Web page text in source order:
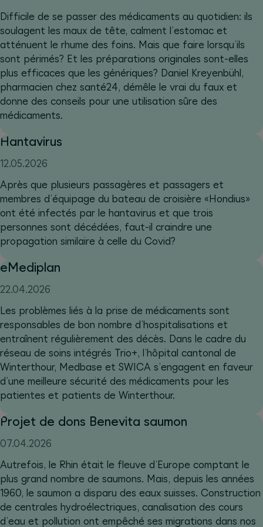
Difficile de se passer des médicaments au quotidien: ils
soulagent les maux de tête, calment l’estomac et
atténuent le rhume des foins. Mais que faire lorsqu’ils
sont périmés? Et les préparations originales sont-elles
plus efficaces que les génériques? Daniel Kreyenbühl,
pharmacien chez santé24, démêle le vrai du faux et
donne des conseils pour une utilisation sûre des
médicaments.
Hantavirus
12.05.2026
Après que plusieurs passagères et passagers et
membres d’équipage du bateau de croisière «Hondius»
ont été infectés par le hantavirus et que trois
personnes sont décédées, faut-il craindre une
propagation similaire à celle du Covid?
eMediplan
22.04.2026
Les problèmes liés à la prise de médicaments sont
responsables de bon nombre d’hospitalisations et
entraînent régulièrement des décès. Dans le cadre du
réseau de soins intégrés Trio+, l’hôpital cantonal de
Winterthour, Medbase et SWICA s’engagent en faveur
d’une meilleure sécurité des médicaments pour les
patientes et patients de Winterthour.
Projet de dons Benevita saumon
07.04.2026
Autrefois, le Rhin était le fleuve d’Europe comptant le
plus grand nombre de saumons. Mais, depuis les années
1960, le saumon a disparu des eaux suisses. Construction
de centrales hydroélectriques, canalisation des cours
d’eau et pollution ont empêché ses migrations dans nos